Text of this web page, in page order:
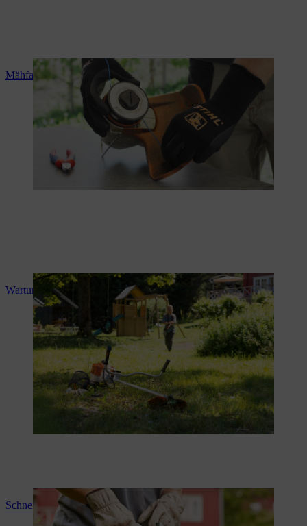
Mähfaden aufwickeln
Wartung einer Motorsense
Schneidwerkzeug wechseln